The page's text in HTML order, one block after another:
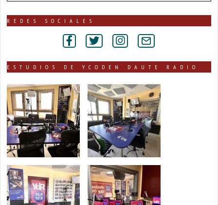
publicadas
REDES SOCIALES
ESTUDIOS DE YCODEN DAUTE RADIO